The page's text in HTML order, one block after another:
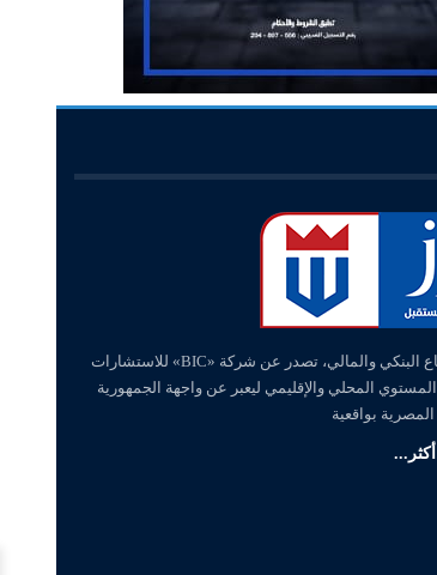
«وينرز – winners» منصة إلكترونية متخصصة في القطاع البنكي والمالي، تصدر عن شركة «BIC» للاستشارات
المحلي والإقليمي ليعبر عن واجهة الجمهورية
المصرية بواقعية
أكثر...